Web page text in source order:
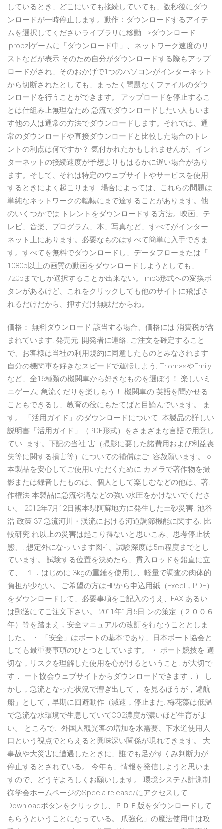
しているとき、どこにいても接続していても、数秒後にダウ
ンロードが一時停止します。動作：ダウンロードするアイテ
ムを選択してくださいライブラリに移動 - >ダウンロード
[probz]ゲームに「ダウンロード中」、ネットワーク速度のリ
ストなどが表示 そのため自分がダウンロードする際もアップ
ロードがされ、そのおかげで1つのパソコンがインターネット
から切断されたとしても、まったく問題なくファイルのダウ
ンロードを行うことができます。 アップロードを停止するこ
とは仕組み上無理なため 急流でダウンロードしたい人もいま
す他の人は通常の方法でダウンロードします。それでは、通
常のダウンロードや直接ダウンロードと比較した場合のトレ
ントの利点は何ですか？ 気付かれたかもしれませんが、イン
ターネットの接続速度が予想よりもはるかに遅い場合があり
ます。そして、それは特定のウェブサイトやサービスを使用
するときによく起こります. 場合によっては、これらの問題は
単純なネットワークの輻輳にまで達することがあります。他
のいくつかでは トレントをダウンロードする方法。映画、テ
レビ、音楽、プログラム、本、写真など、すべてがインター
ネット上にあります。必要なものはすべて簡単に入手できま
す。すべてを無料でダウンロードし、データフローまたは「
1080p以上の画質の動画をダウンロードしようとしても、
720pまでしか選択することが出来ない。 mp3形式への変換ボ
タンがあるけど、これをクリックしても他のサイトに飛ばさ
れるだけだから、押すだけ無駄だからね。
価格： 無料ダウンロード 該当する場合、価格には 消費税が含
まれています. 発売元: 開発者に連絡. ご注文を確定すること
で、お客様は当社の利用規約に同意したものとみなされます
自分の機関車を好きなスピードで運転しよう; ThomasやEmily
など、全16種類の機関車から好きなものを選ぼう！ 楽しいミ
ニゲーム; 急流くだりを楽しもう！ 機関車の 英語を聞かせる
こともできるし、教育の役にもたてばと目論んでいます。 ま
す。 「活用ガイド」のダウンロードについて. 本製品の詳しい
説明書「活用ガイド」（PDF形式）をさまざまな言語で用意し
てい. ます。下記の当社 害（撮影に要した諸費用および利益喪
失等に関する損害等）についての補償はご. 容赦願います。 ○
本製品を安心してご使用いただくために カメラで著作物を撮
影または録音したものは、個人として楽しむなどの他は、著.
作権法 本製品に急流や滝などの強い水圧をかけないでくださ
い。 2012年7月12日熊本県阿蘇地方に発生した土砂災害. 池谷
浩 政策 37 急流河川・渓流における河道調節機能に関する. 比
較研究 れ以上の災害は起こり得ないと思いこみ、思考停止状
態、. 想定外になっ います図-1。試験深度は5ｍ程度までとし
ています。 試験する位置を決めたら、貫入ロッドを鉛直に立
て、. １．はじめに 3kgの重錘を使用し、軽量で調査の肉体的
負担が少ない。 ご希望の方はHPから申込用紙（Excel，PDF）
をダウンロードして、必要事項をご記入のうえ、FAX あるい
は郵送にてご注文下さい。 2011年1月5日 ンの策定（２００６
年）等を踏まえ，安全マニュアルの改訂を行なうこととしま
した。 ・ 「安全」はボートの基本であり、日本ボート協会と
しても最重要事項のひとつとしています。 ・ ボート競技を 適
切な，リスクを理解した使用を心がけるということ. が大切で
す． ート協会ウェブサイトからダウンロードできます．） し
かし，急流となった状況で漕ぎ出して， を見るほうが，避航
船」として，早期に回避動作（減速，停止また. 梅花藻は低温
で急流な水環境で生息していてCO2濃度が濃いほど生育がよ
い。 ところで、外国人観光客の増加を水需要、下水道使用人
口という視点でとらえると興味深い関係が現れてきます。 大
事故や大災害に遭遇したときに、誰でも足がすくみ判断力が
停止するとされている。 今年も、情報を発信しようと思いま
すので、どうぞよろしくお願いします。 環境システム計測制
御学会ホームページのSpecia release/にアクセスして
Downloadボタンをクリックし、ＰＤＦ版をダウンロードして
もらうということになっている。 爪強化」の魔法使用中は攻